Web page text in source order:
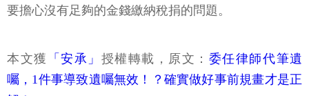
要擔心沒有足夠的金錢繳納稅捐的問題。
本文獲 「安承」 授權轉載，原文： 委任律師代筆遺
囑，1件事導致遺囑無效！？確實做好事前規畫才是正